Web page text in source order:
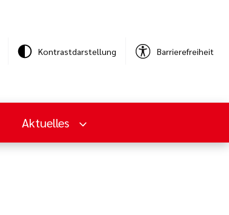
Kontrastdarstellung Barrierefreiheit
Aktuelles